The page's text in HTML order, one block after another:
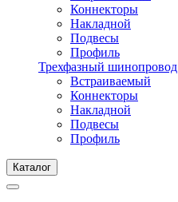
Коннекторы
Накладной
Подвесы
Профиль
Трехфазный шинопровод
Встраиваемый
Коннекторы
Накладной
Подвесы
Профиль
Каталог